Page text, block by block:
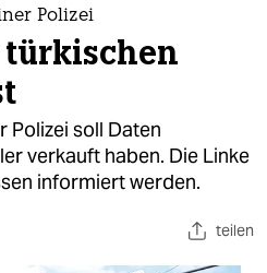
Polizei
Polizei soll Daten
verkauft haben. Die Linke
informiert werden.
teilen